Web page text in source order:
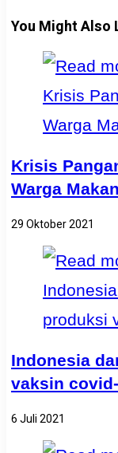
You Might Also
Krisis
Warga
29 Oktober 2021
Indonesia
vaksin
6 Juli 2021